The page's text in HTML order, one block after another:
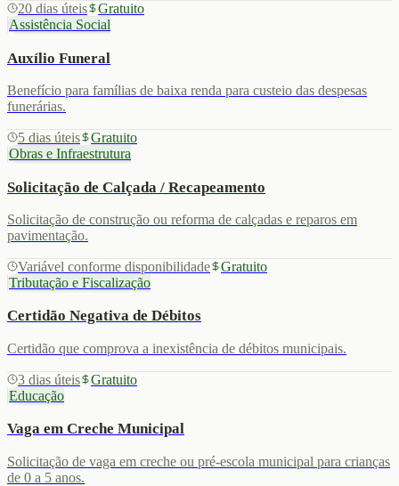
20 dias úteis
Gratuito
Assistência Social
Auxílio Funeral
Benefício para famílias de baixa renda para custeio das despesas
funerárias.
5 dias úteis
Gratuito
Obras e Infraestrutura
Solicitação de Calçada / Recapeamento
Solicitação de construção ou reforma de calçadas e reparos em
pavimentação.
Variável conforme disponibilidade
Gratuito
Tributação e Fiscalização
Certidão Negativa de Débitos
Certidão que comprova a inexistência de débitos municipais.
3 dias úteis
Gratuito
Educação
Vaga em Creche Municipal
Solicitação de vaga em creche ou pré-escola municipal para crianças
de 0 a 5 anos.